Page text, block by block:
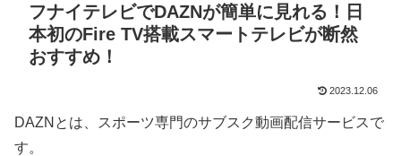
フナイテレビでDAZNが簡単に見れる！日
本初のFire TV搭載スマートテレビが断然
おすすめ！
2023.12.06
DAZNとは、スポーツ専門のサブスク動画配信サービスで
す。